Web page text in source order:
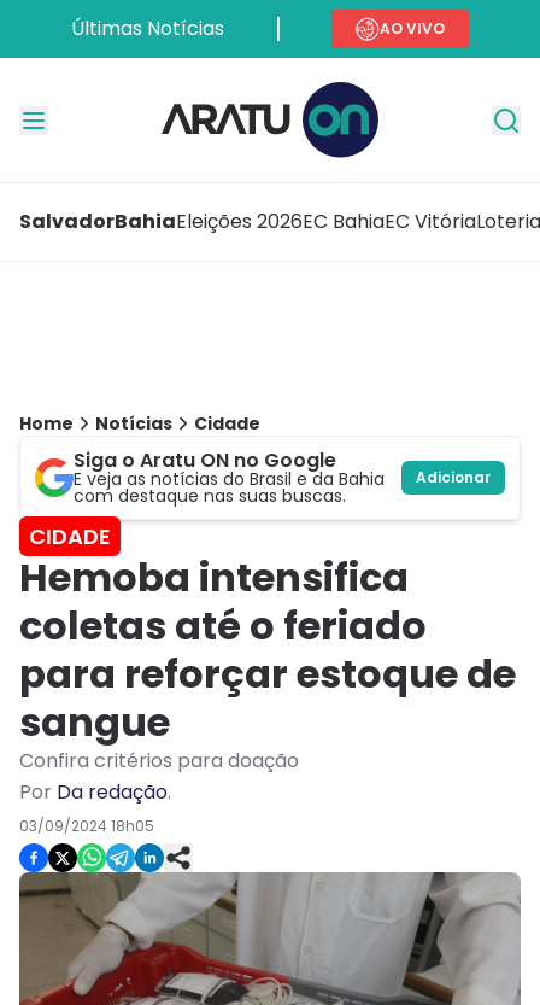
Últimas Notícias AO VIVO
SalvadorBahiaEleições 2026EC BahiaEC Vitória
Home Notícias Cidade
Siga o Aratu ON no Google
E veja as notícias do Brasil e da Bahia
com destaque nas suas buscas.
Adicionar
CIDADE
Hemoba intensifica
coletas até o feriado
para reforçar estoque de
sangue
Confira critérios para doação
Por Da redação.
03/09/2024 18h05